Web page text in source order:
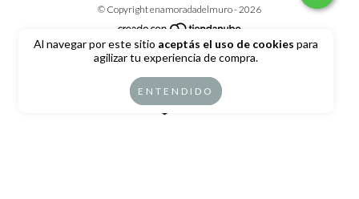
Al navegar por este sitio aceptás el uso de cookies para
agilizar tu experiencia de compra.
ENTENDIDO
© Copyright enamoradadelmuro - 2026
Todos los derechos reservados.